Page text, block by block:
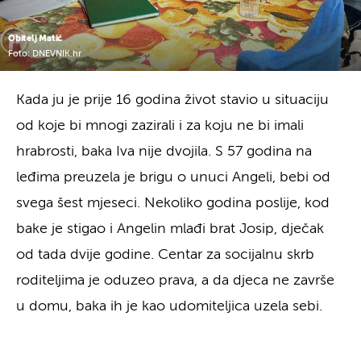
Obitelj Matić
Foto: DNEVNIK.hr
Kada ju je prije 16 godina život stavio u situaciju
od koje bi mnogi zazirali i za koju ne bi imali
hrabrosti, baka Iva nije dvojila. S 57 godina na
leđima preuzela je brigu o unuci Angeli, bebi od
svega šest mjeseci. Nekoliko godina poslije, kod
bake je stigao i Angelin mlađi brat Josip, dječak
od tada dvije godine. Centar za socijalnu skrb
roditeljima je oduzeo prava, a da djeca ne završe
u domu, baka ih je kao udomiteljica uzela sebi.